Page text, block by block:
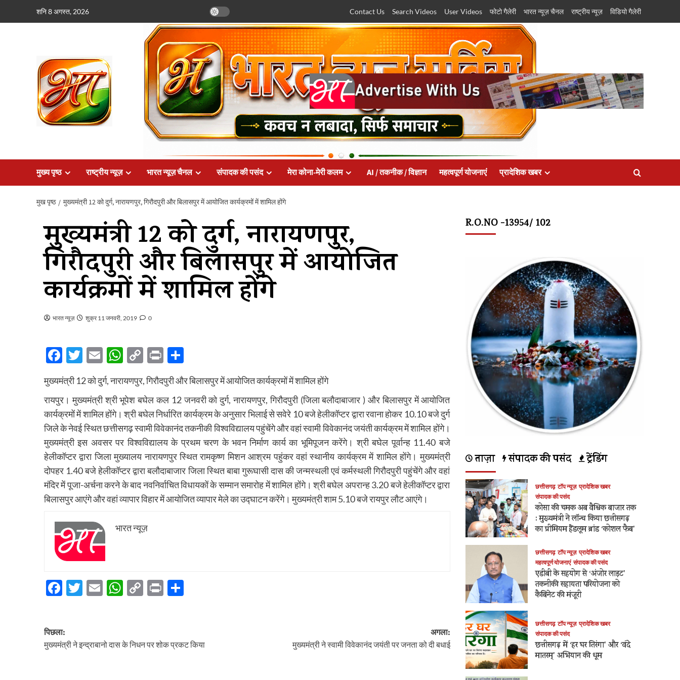
शनि 8 अगस्त, 2026 Contact Us Search Videos User Videos फोटो गैलेरी भारत न्यूज़ चैनल राष्ट्रीय न्यूज़ विडियो गैलेरी
मुख्य पृष्ठ राष्ट्रीय न्यूज़ भारत न्यूज़ चैनल संपादक की पसंद मेरा कोना-मेरी कलम AI / तकनीक / विज्ञान महत्वपूर्ण योजनाएं प्रादेशिक खबर
मुख पृष्ठ मुख्यमंत्री 12 को दुर्ग, नारायणपुर, गिरौदपुरी और बिलासपुर में आयोजित कार्यक्रमों में शामिल होंगे
मुख्यमंत्री 12 को दुर्ग, नारायणपुर,
गिरौदपुरी और बिलासपुर में आयोजित
कार्यक्रमों में शामिल होंगे
भारत न्यूज़ शुक्र 11 जनवरी, 2019 0
Facebook
Twitter
EmailWhatsApp
Copy
Link
Print
मुख्यमंत्री 12 को दुर्ग, नारायणपुर, गिरौदपुरी और बिलासपुर में आयोजित कार्यक्रमों में शामिल होंगे
रायपुर। मुख्यमंत्री श्री भूपेश बघेल कल 12 जनवरी को दुर्ग, नारायणपुर, गिरौदपुरी (जिला बलौदाबाजार ) और बिलासपुर में आयोजित
कार्यक्रमों में शामिल होंगे। श्री बघेल निर्धारित कार्यक्रम के अनुसार भिलाई से सवेरे 10 बजे हेलीकॉप्टर द्वारा रवाना होकर 10.10 बजे दुर्ग
जिले के नेवई स्थित छत्तीसगढ़ स्वामी विवेकानंद तकनीकी विश्वविद्यालय पहुंचेंगे और वहां स्वामी विवेकानंद जयंती कार्यक्रम में शामिल होंगे।
मुख्यमंत्री इस अवसर पर विश्वविद्यालय के प्रथम चरण के भवन निर्माण कार्य का भूमिपूजन करेंगे। श्री बघेल पूर्वान्ह 11.40 बजे
हेलीकॉप्टर द्वारा जिला मुख्यालय नारायणपुर स्थित रामकृष्ण मिशन आश्रम पहुंकर वहां स्थानीय कार्यक्रम में शामिल होंगे। मुख्यमंत्री
दोपहर 1.40 बजे हेलीकॉप्टर द्वारा बलौदाबाजार जिला स्थित बाबा गुरूघासी दास की जन्मस्थली एवं कर्मस्थली गिरौदपुरी पहुंचेंगे और वहां
मंदिर में पूजा-अर्चना करने के बाद नवनिर्वाचित विधायकों के सम्मान समारोह में शामिल होंगे। श्री बघेल अपरान्ह 3.20 बजे हेलीकॉप्टर द्वारा
बिलासपुर आएंगे और वहां व्यापार विहार में आयोजित व्यापार मेले का उद्घाटन करेंगे। मुख्यमंत्री शाम 5.10 बजे रायपुर लौट आएंगे।
भारत न्यूज़
Facebook
Twitter
EmailWhatsApp
Copy
Print
पोस्ट
नेविगेशन
पिछला:
मुख्यमंत्री ने इन्द्राबानो दास के निधन पर शोक प्रकट किया
अगला:
मुख्यमंत्री ने स्वामी विवेकानंद जयंती पर जनता को दी बधाई
R.O.NO -13954/ 102
ताज़ा संपादक की पसंद ट्रेंडिंग
छत्तीसगढ़ टॉप न्यूज़ प्रादेशिक खबर
संपादक की पसंद
कोसा की चमक अब वैश्विक बाजार तक
: मुख्यमंत्री ने लॉन्च किया छत्तीसगढ़
का प्रीमियम हैंडलूम ब्रांड ‘कोशल फैब’
छत्तीसगढ़ टॉप न्यूज़ प्रादेशिक खबर
महत्वपूर्ण योजनाएं संपादक की पसंद
एडीबी के सहयोग से ‘अंजोर लाइट’
तकनीकी सहायता परियोजना को
कैबिनेट की मंजूरी
छत्तीसगढ़ टॉप न्यूज़ प्रादेशिक खबर
संपादक की पसंद
छत्तीसगढ़ में ‘हर घर तिरंगा’ और ‘वंदे
मातरम्’ अभियान की धूम